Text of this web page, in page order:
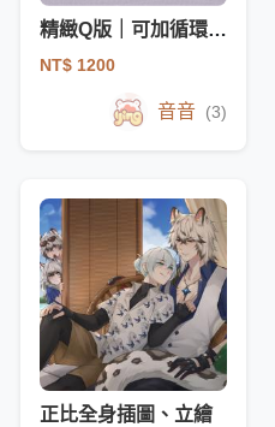
精緻Q版｜可加循環動態
NT$ 1200
音音 (3)
正比全身插圖、立繪